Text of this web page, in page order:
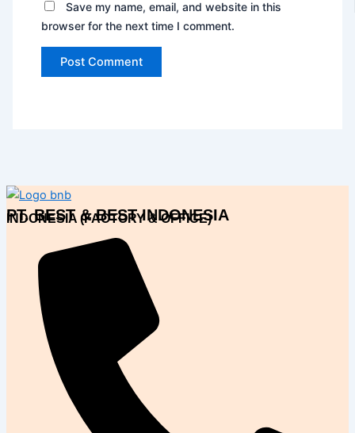
Save my name, email, and website in this
browser for the next time I comment.
PT. BEST & BEST INDONESIA
INDONESIA (FACTORY & OFFICE)